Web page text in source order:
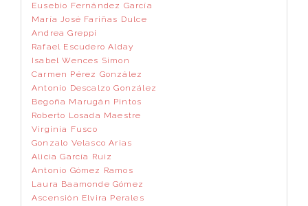
Eusebio Fernández García
María José Fariñas Dulce
Andrea Greppi
Rafael Escudero Alday
Isabel Wences Simon
Carmen Pérez González
Antonio Descalzo González
Begoña Marugán Pintos
Roberto Losada Maestre
Virginia Fusco
Gonzalo Velasco Arias
Alicia García Ruiz
Antonio Gómez Ramos
Laura Baamonde Gómez
Ascensión Elvira Perales